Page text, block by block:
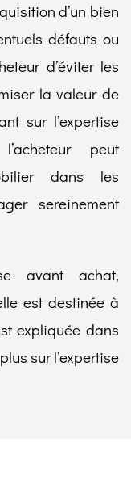
d’un bien
défauts ou
d’éviter les
la valeur de
sur l’expertise
peut
dans les
sereinement
avant achat,
est destinée à
expliquée dans
sur l’expertise